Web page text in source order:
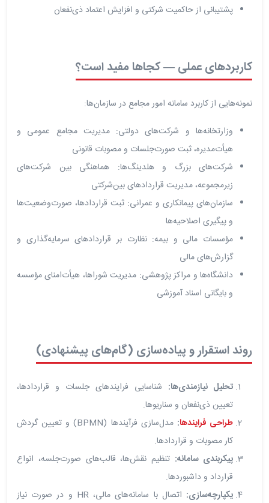
پشتیبانی از حاکمیت شرکتی و افزایش اعتماد ذی‌نفعان
کاربردهای عملی — کجاها مفید است؟
نمونه‌هایی از کاربرد سامانه امور مجامع در سازمان‌ها:
وزارتخانه‌ها و شرکت‌های دولتی: مدیریت مجامع عمومی و
هیأت‌مدیره، ثبت صورت‌جلسات و مصوبات قانونی
شرکت‌های بزرگ و هلدینگ‌ها: هماهنگی بین شرکت‌های
زیرمجموعه، مدیریت قراردادهای بین‌شرکتی
سازمان‌های پیمانکاری و عمرانی: ثبت قراردادها، صورت‌وضعیت‌ها
و پیگیری اصلاحیه‌ها
مؤسسات مالی و بیمه: نظارت بر قراردادهای سرمایه‌گذاری و
گزارش‌های مالی
دانشگاه‌ها و مراکز پژوهشی: مدیریت شوراها، هیأت‌امنای مؤسسه
و بایگانی اسناد آموزشی
روند استقرار و پیاده‌سازی (گام‌های پیشنهادی)
تحلیل نیازمندی‌ها: شناسایی فرایندهای جلسات و قراردادها،
تعیین ذی‌نفعان و سناریوها.
طراحی فرایندها:
مدل‌سازی فرآیندها (BPMN) و تعیین گردش
کار مصوبات و قراردادها.
پیکربندی سامانه: تنظیم نقش‌ها، قالب‌های صورت‌جلسه، انواع
قرارداد و داشبوردها.
یکپارچه‌سازی:
اتصال با سامانه‌های مالی، HR و در صورت نیاز